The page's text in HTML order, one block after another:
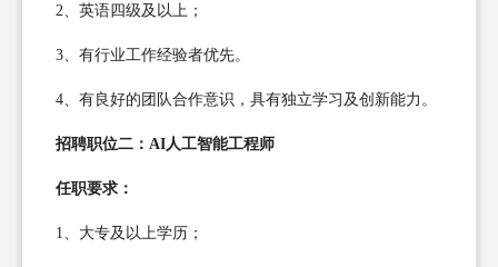
2、英语四级及以上；
3、有行业工作经验者优先。
4、有良好的团队合作意识，具有独立学习及创新能力。
招聘职位二：AI人工智能工程师
任职要求：
1、大专及以上学历；